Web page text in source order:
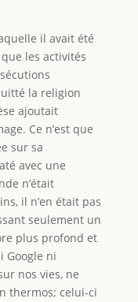
il avait été
les activités
la religion
ajoutait
Ce n’est que
sur sa
avec une
n’était
il n’en était pas
seulement un
plus profond et
Google ni
nos vies, ne
thermos; celui-ci